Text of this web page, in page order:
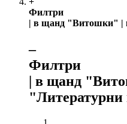
Филтри
| в щанд "Витошки" |
‒
Филтри
| в щанд
"Литературни